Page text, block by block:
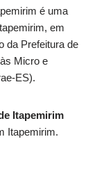
é uma
em
da Prefeitura de
Micro e
ES).
Itapemirim
Itapemirim.